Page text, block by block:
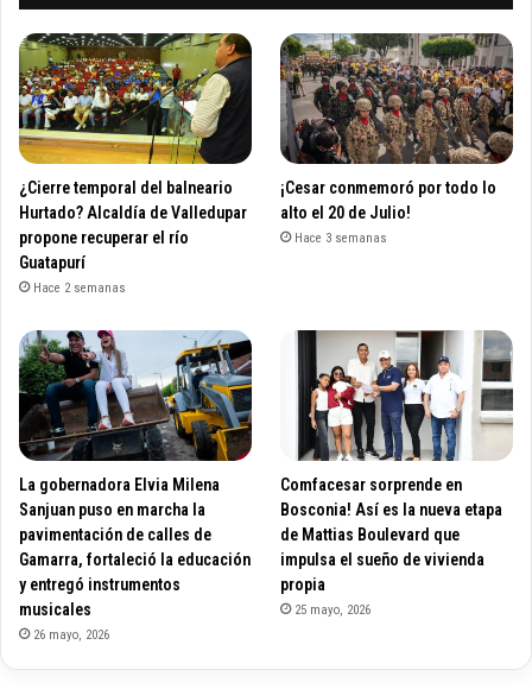
¿Cierre temporal del balneario
Hurtado? Alcaldía de Valledupar
propone recuperar el río
Guatapurí
Hace 2 semanas
¡Cesar conmemoró por todo lo
alto el 20 de Julio!
Hace 3 semanas
La gobernadora Elvia Milena
Sanjuan puso en marcha la
pavimentación de calles de
Gamarra, fortaleció la educación
y entregó instrumentos
musicales
26 mayo, 2026
Comfacesar sorprende en
Bosconia! Así es la nueva etapa
de Mattias Boulevard que
impulsa el sueño de vivienda
propia
25 mayo, 2026